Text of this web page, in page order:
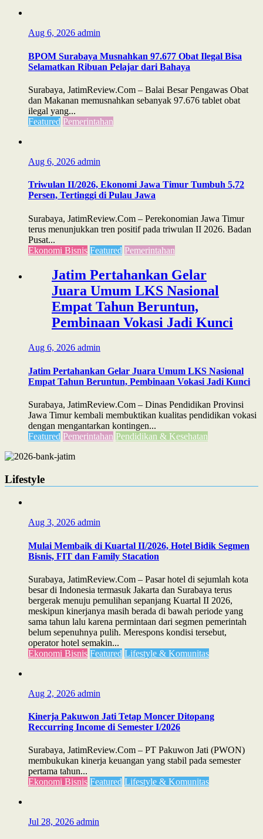
Aug 6, 2026 admin
BPOM Surabaya Musnahkan 97.677 Obat Ilegal Bisa
Selamatkan Ribuan Pelajar dari Bahaya
Surabaya, JatimReview.Com – Balai Besar Pengawas Obat
dan Makanan memusnahkan sebanyak 97.676 tablet obat
ilegal yang...
Featured Pemerintahan
Aug 6, 2026 admin
Triwulan II/2026, Ekonomi Jawa Timur Tumbuh 5,72
Persen, Tertinggi di Pulau Jawa
Surabaya, JatimReview.Com – Perekonomian Jawa Timur
terus menunjukkan tren positif pada triwulan II 2026. Badan
Pusat...
Ekonomi Bisnis Featured Pemerintahan
Jatim Pertahankan Gelar
Juara Umum LKS Nasional
Empat Tahun Beruntun,
Pembinaan Vokasi Jadi Kunci
Aug 6, 2026 admin
Jatim Pertahankan Gelar Juara Umum LKS Nasional
Empat Tahun Beruntun, Pembinaan Vokasi Jadi Kunci
Surabaya, JatimReview.Com – Dinas Pendidikan Provinsi
Jawa Timur kembali membuktikan kualitas pendidikan vokasi
dengan mengantarkan kontingen...
Featured Pemerintahan Pendidikan & Kesehatan
Lifestyle
Aug 3, 2026 admin
Mulai Membaik di Kuartal II/2026, Hotel Bidik Segmen
Bisnis, FIT dan Family Stacation
Surabaya, JatimReview.Com – Pasar hotel di sejumlah kota
besar di Indonesia termasuk Jakarta dan Surabaya terus
bergerak menuju pemulihan sepanjang Kuartal II 2026,
meskipun kinerjanya masih berada di bawah periode yang
sama tahun lalu karena permintaan dari segmen pemerintah
belum sepenuhnya pulih. Merespons kondisi tersebut,
operator hotel semakin...
Ekonomi Bisnis Featured Lifestyle & Komunitas
Aug 2, 2026 admin
Kinerja Pakuwon Jati Tetap Moncer Ditopang
Reccurring Income di Semester I/2026
Surabaya, JatimReview.Com – PT Pakuwon Jati (PWON)
membukukan kinerja keuangan yang stabil pada semester
pertama tahun...
Ekonomi Bisnis Featured Lifestyle & Komunitas
Jul 28, 2026 admin